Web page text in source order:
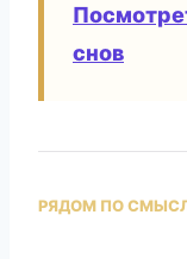
снов
РЯДОМ ПО